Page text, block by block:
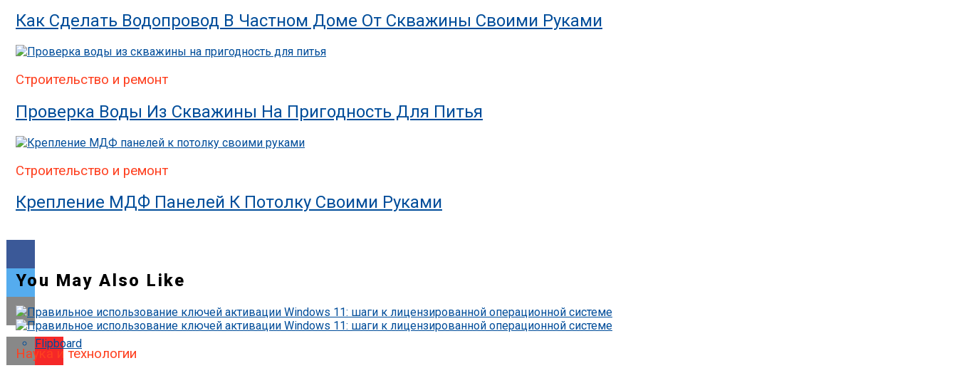
Как Сделать Водопровод В Частном Доме От Скважины Своими Руками
Строительство и ремонт
Проверка Воды Из Скважины На Пригодность Для Питья
Строительство и ремонт
Крепление МДФ Панелей К Потолку Своими Руками
Flipboard
You May Also Like
Наука и технологии